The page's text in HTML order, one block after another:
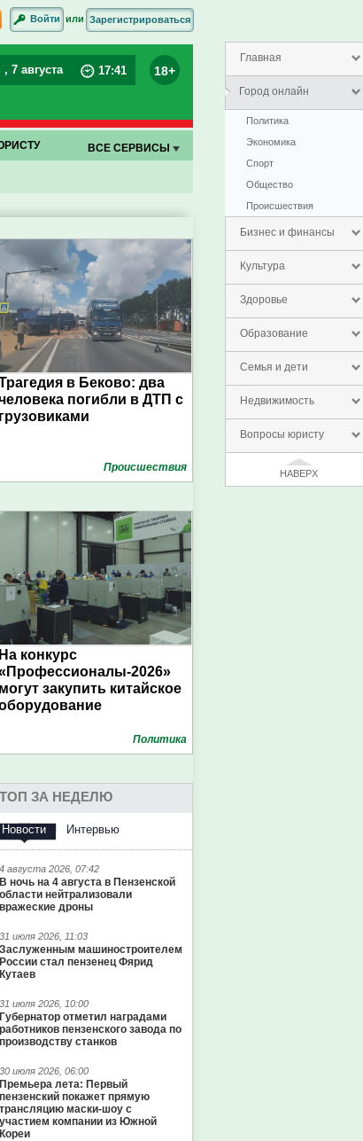
Главная
Город онлайн
Политика
Экономика
Спорт
Общество
Проиcшествия
Бизнес и финансы
Культура
Здоровье
Образование
Семья и дети
Недвижимость
Вопросы юристу
НАВЕРХ
Войти или Зарегистрироваться
, 7 августа 17:41 18+
ВСЕ СЕРВИСЫ
в Беково: два
погибли в ДТП с
грузовиками
Проиcшествия
На конкурс
2026»
могут закупить китайское
Политика
ТОП ЗА НЕДЕЛЮ
Новости Интервью
4 августа 2026, 07:42
В ночь на 4 августа в Пензенской
области нейтрализовали
вражеские дроны
31 июля 2026, 11:03
Заслуженным машиностроителем
России стал пензенец Фярид
Кутаев
31 июля 2026, 10:00
Губернатор отметил наградами
работников пензенского завода по
производству станков
30 июля 2026, 06:00
Премьера лета: Первый
пензенский покажет прямую
трансляцию маски-шоу с
участием компании из Южной
Кореи